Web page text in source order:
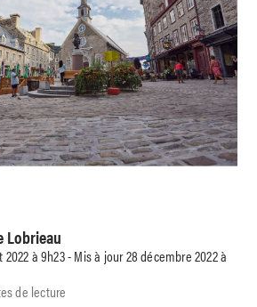
Lobrieau
2022 à 9h23 - Mis à jour 28 décembre 2022 à
de lecture